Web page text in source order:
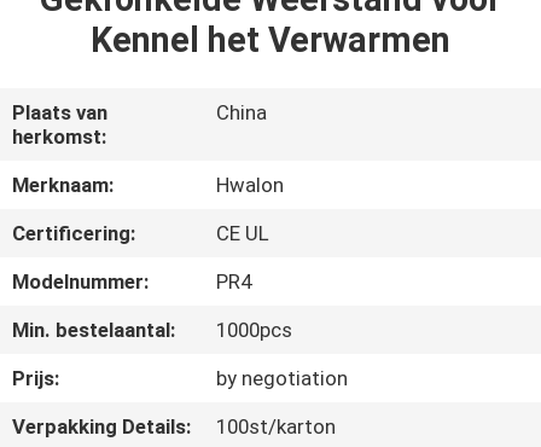
FABRIEKSTOCHT
KWALITEITSCONTROLE
CONTACT
MET
ONS
OP
Kennel het Verwarmen
Plaats van
herkomst:
China
Merknaam:
Hwalon
Certificering:
CE UL
Modelnummer:
PR4
Min. bestelaantal:
1000pcs
Prijs:
by negotiation
Verpakking Details:
100st/karton